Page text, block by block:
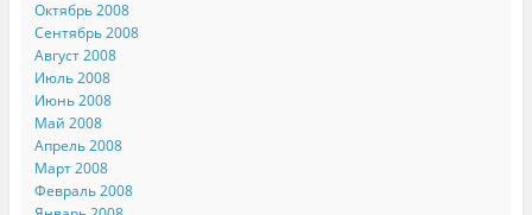
Октябрь 2008
Сентябрь 2008
Август 2008
Июль 2008
Июнь 2008
Май 2008
Апрель 2008
Март 2008
Февраль 2008